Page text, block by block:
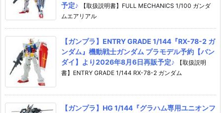
予定♪
【取扱説明書】FULL MECHANICS 1/100 ガンダ
ムエアリアル
【ガンプラ】ENTRY GRADE 1/144『RX-78-2 ガ
ンダム』機動戦士ガンダム プラモデル予約【バン
ダイ】より2026年8月6日再販予定♪
【取扱説明
書】ENTRY GRADE 1/144 RX-78-2 ガンダム
【ガンプラ】HG 1/144『グラハム専用ユニオンフ